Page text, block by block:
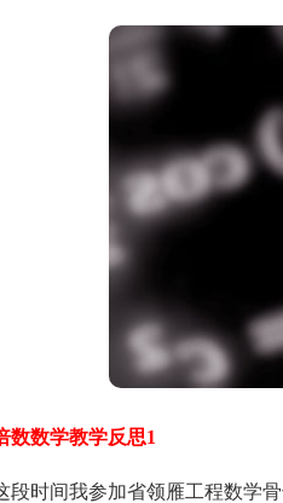
数数学教学反思1
间我参加省领雁工程数学骨